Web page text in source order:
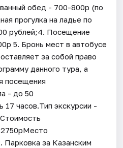
обед - 700-800р (по
прогулка на ладье по
рублей;4. Посещение
5. Бронь мест в автобусе
за собой право
данного тура, а
посещения
- до 50
часов.Тип экскурсии -
Парковка за Казанским